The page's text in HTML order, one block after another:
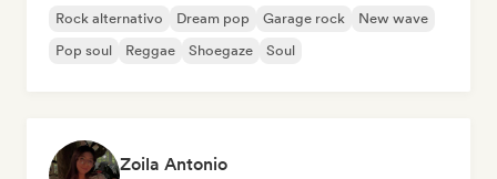
Rock alternativo Dream pop Garage rock
New wave
Pop soul
Reggae Shoegaze Soul
Zoila Antonio